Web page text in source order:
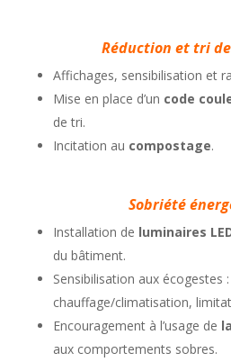
Réduction et tri
Affichages, sensibilisation et
Mise en place d’un code
de tri.
Incitation au compostage.
Sobriété
Installation de luminaires
du bâtiment.
Sensibilisation aux écogestes
chauffage/climatisation,
Encouragement à l’usage de
aux comportements sobres.